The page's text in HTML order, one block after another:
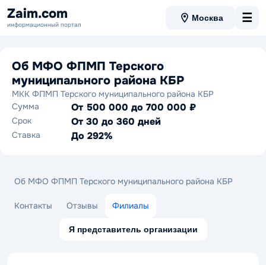
Zaim.com
информационный портал
Москва ☰
Об МФО ФПМП Терского
муниципального района КБР
МКК ФПМП Терского муниципального района КБР
Сумма
От 500 000 до 700 000 ₽
Срок От 30 до 360 дней
Ставка До 292%
Об МФО ФПМП Терского муниципального района КБР
Контакты Отзывы Филиалы
Я представитель организации